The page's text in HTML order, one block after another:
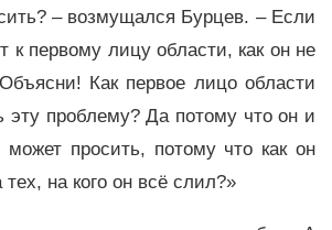
– возмущался Бурцев. – Если
к первому лицу области, как он не
Как первое лицо области
эту проблему? Да потому что он и
просить, потому что как он
тех, на кого он всё слил?»